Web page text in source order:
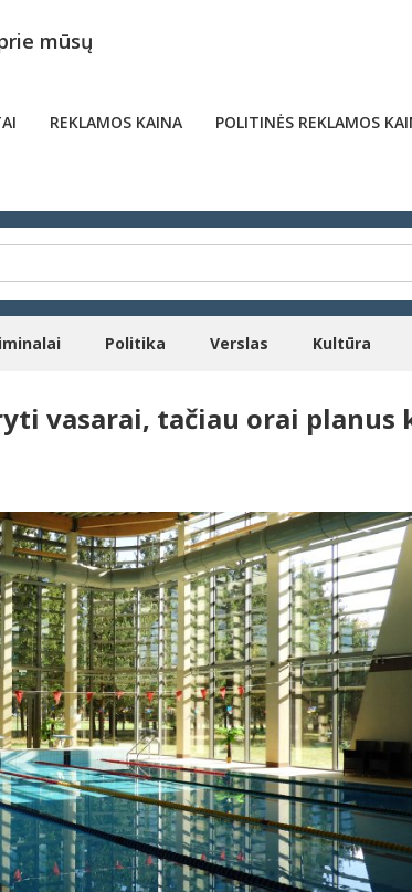
mūsų
REKLAMOS KAINA POLITINĖS REKLAMOS
Politika Verslas Kultūra
vasarai, tačiau orai planus